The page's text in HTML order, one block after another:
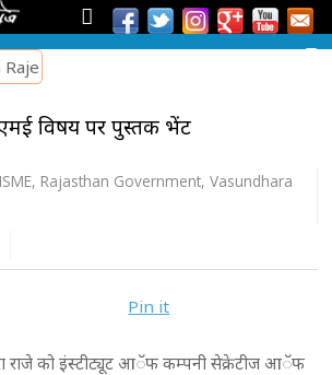
विषय पर पुस्तक भेंट
, Rajasthan Government,Vasundhara
Pin it
राजे को इंस्टीट्यूट आॅफ कम्पनी सेक्रेटीज आॅफ